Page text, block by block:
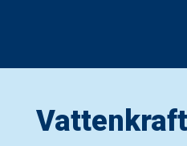
Vattenkraft